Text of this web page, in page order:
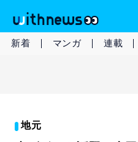
新着 マンガ 連載
地元